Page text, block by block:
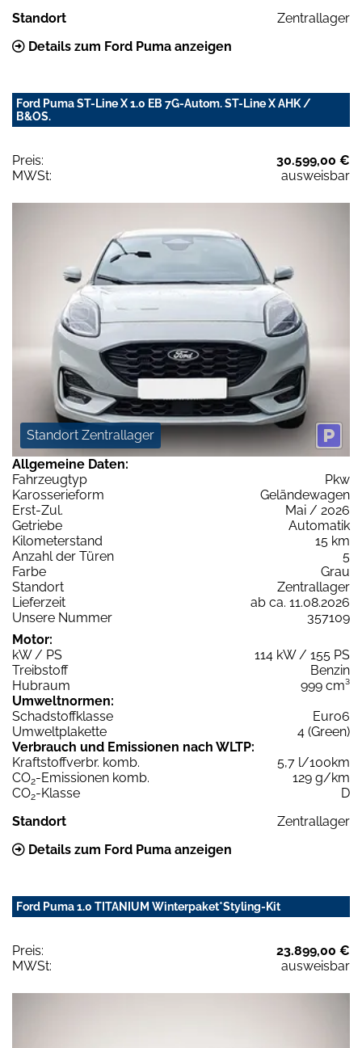
Standort
Zentrallager
Details zum Ford Puma anzeigen
Ford Puma ST-Line X 1.0 EB 7G-Autom. ST-Line X AHK /
B&OS.
Preis:
30.599,00 €
MWSt:
ausweisbar
Standort Zentrallager
Allgemeine Daten:
Fahrzeugtyp
Pkw
Karosserieform
Geländewagen
Erst-Zul.
Mai / 2026
Getriebe
Automatik
Kilometerstand
15 km
Anzahl der Türen
5
Farbe
Grau
Standort
Zentrallager
Lieferzeit
ab ca. 11.08.2026
Unsere Nummer
357109
Motor:
kW / PS
114 kW / 155 PS
Treibstoff
Benzin
Hubraum
999 cm³
Umweltnormen:
Schadstoffklasse
Euro6
Umweltplakette
4 (Green)
Verbrauch und Emissionen nach WLTP:
Kraftstoffverbr. komb.
5,7 l/100km
CO2-Emissionen komb.
129 g/km
CO2-Klasse
D
Standort
Zentrallager
Details zum Ford Puma anzeigen
Ford Puma 1.0 TITANIUM Winterpaket*Styling-Kit
Preis:
23.899,00 €
MWSt:
ausweisbar